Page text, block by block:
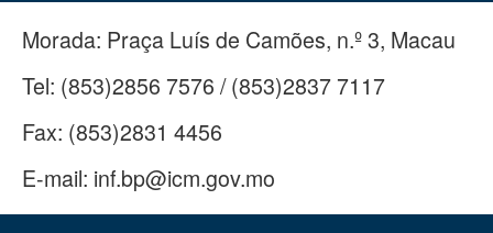
Morada: Praça Luís de Camões, n.º 3, Macau
Tel: (853)2856 7576 / (853)2837 7117
Fax: (853)2831 4456
E-mail: inf.bp@icm.gov.mo